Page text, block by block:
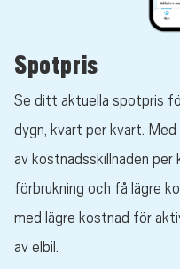
Spotpris
Se ditt aktuella spotpris
dygn, kvart per kvart.
av kostnadsskillnaden per
förbrukning och få lägre
med lägre kostnad för
av elbil.